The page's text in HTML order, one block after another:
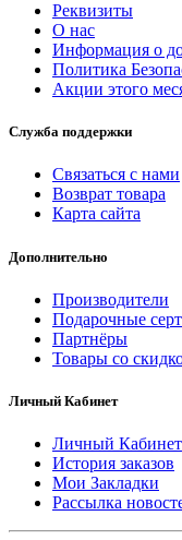
Реквизиты
О нас
Информация о
Политика
Акции этого
Служба поддержки
Связаться с нами
Возврат товара
Карта сайта
Дополнительно
Производители
Подарочные
Партнёры
Товары со
Личный Кабинет
Личный Кабинет
История заказов
Мои Закладки
Рассылка